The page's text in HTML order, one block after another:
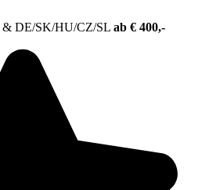
& DE/SK/HU/CZ/SL ab € 400,-